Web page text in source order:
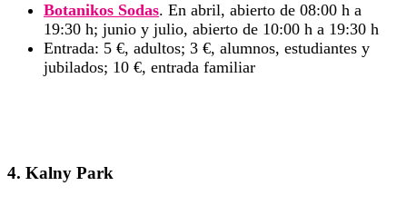
Botanikos Sodas. En abril, abierto de 08:00 h a
19:30 h; junio y julio, abierto de 10:00 h a 19:30 h
Entrada: 5 €, adultos; 3 €, alumnos, estudiantes y
jubilados; 10 €, entrada familiar
4. Kalny Park